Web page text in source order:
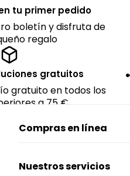
tu primer pedido
boletín y disfruta de
regalo
gratuitos
gratuito en todos los
a 75 €.
Compras en línea
Nuestros servicios